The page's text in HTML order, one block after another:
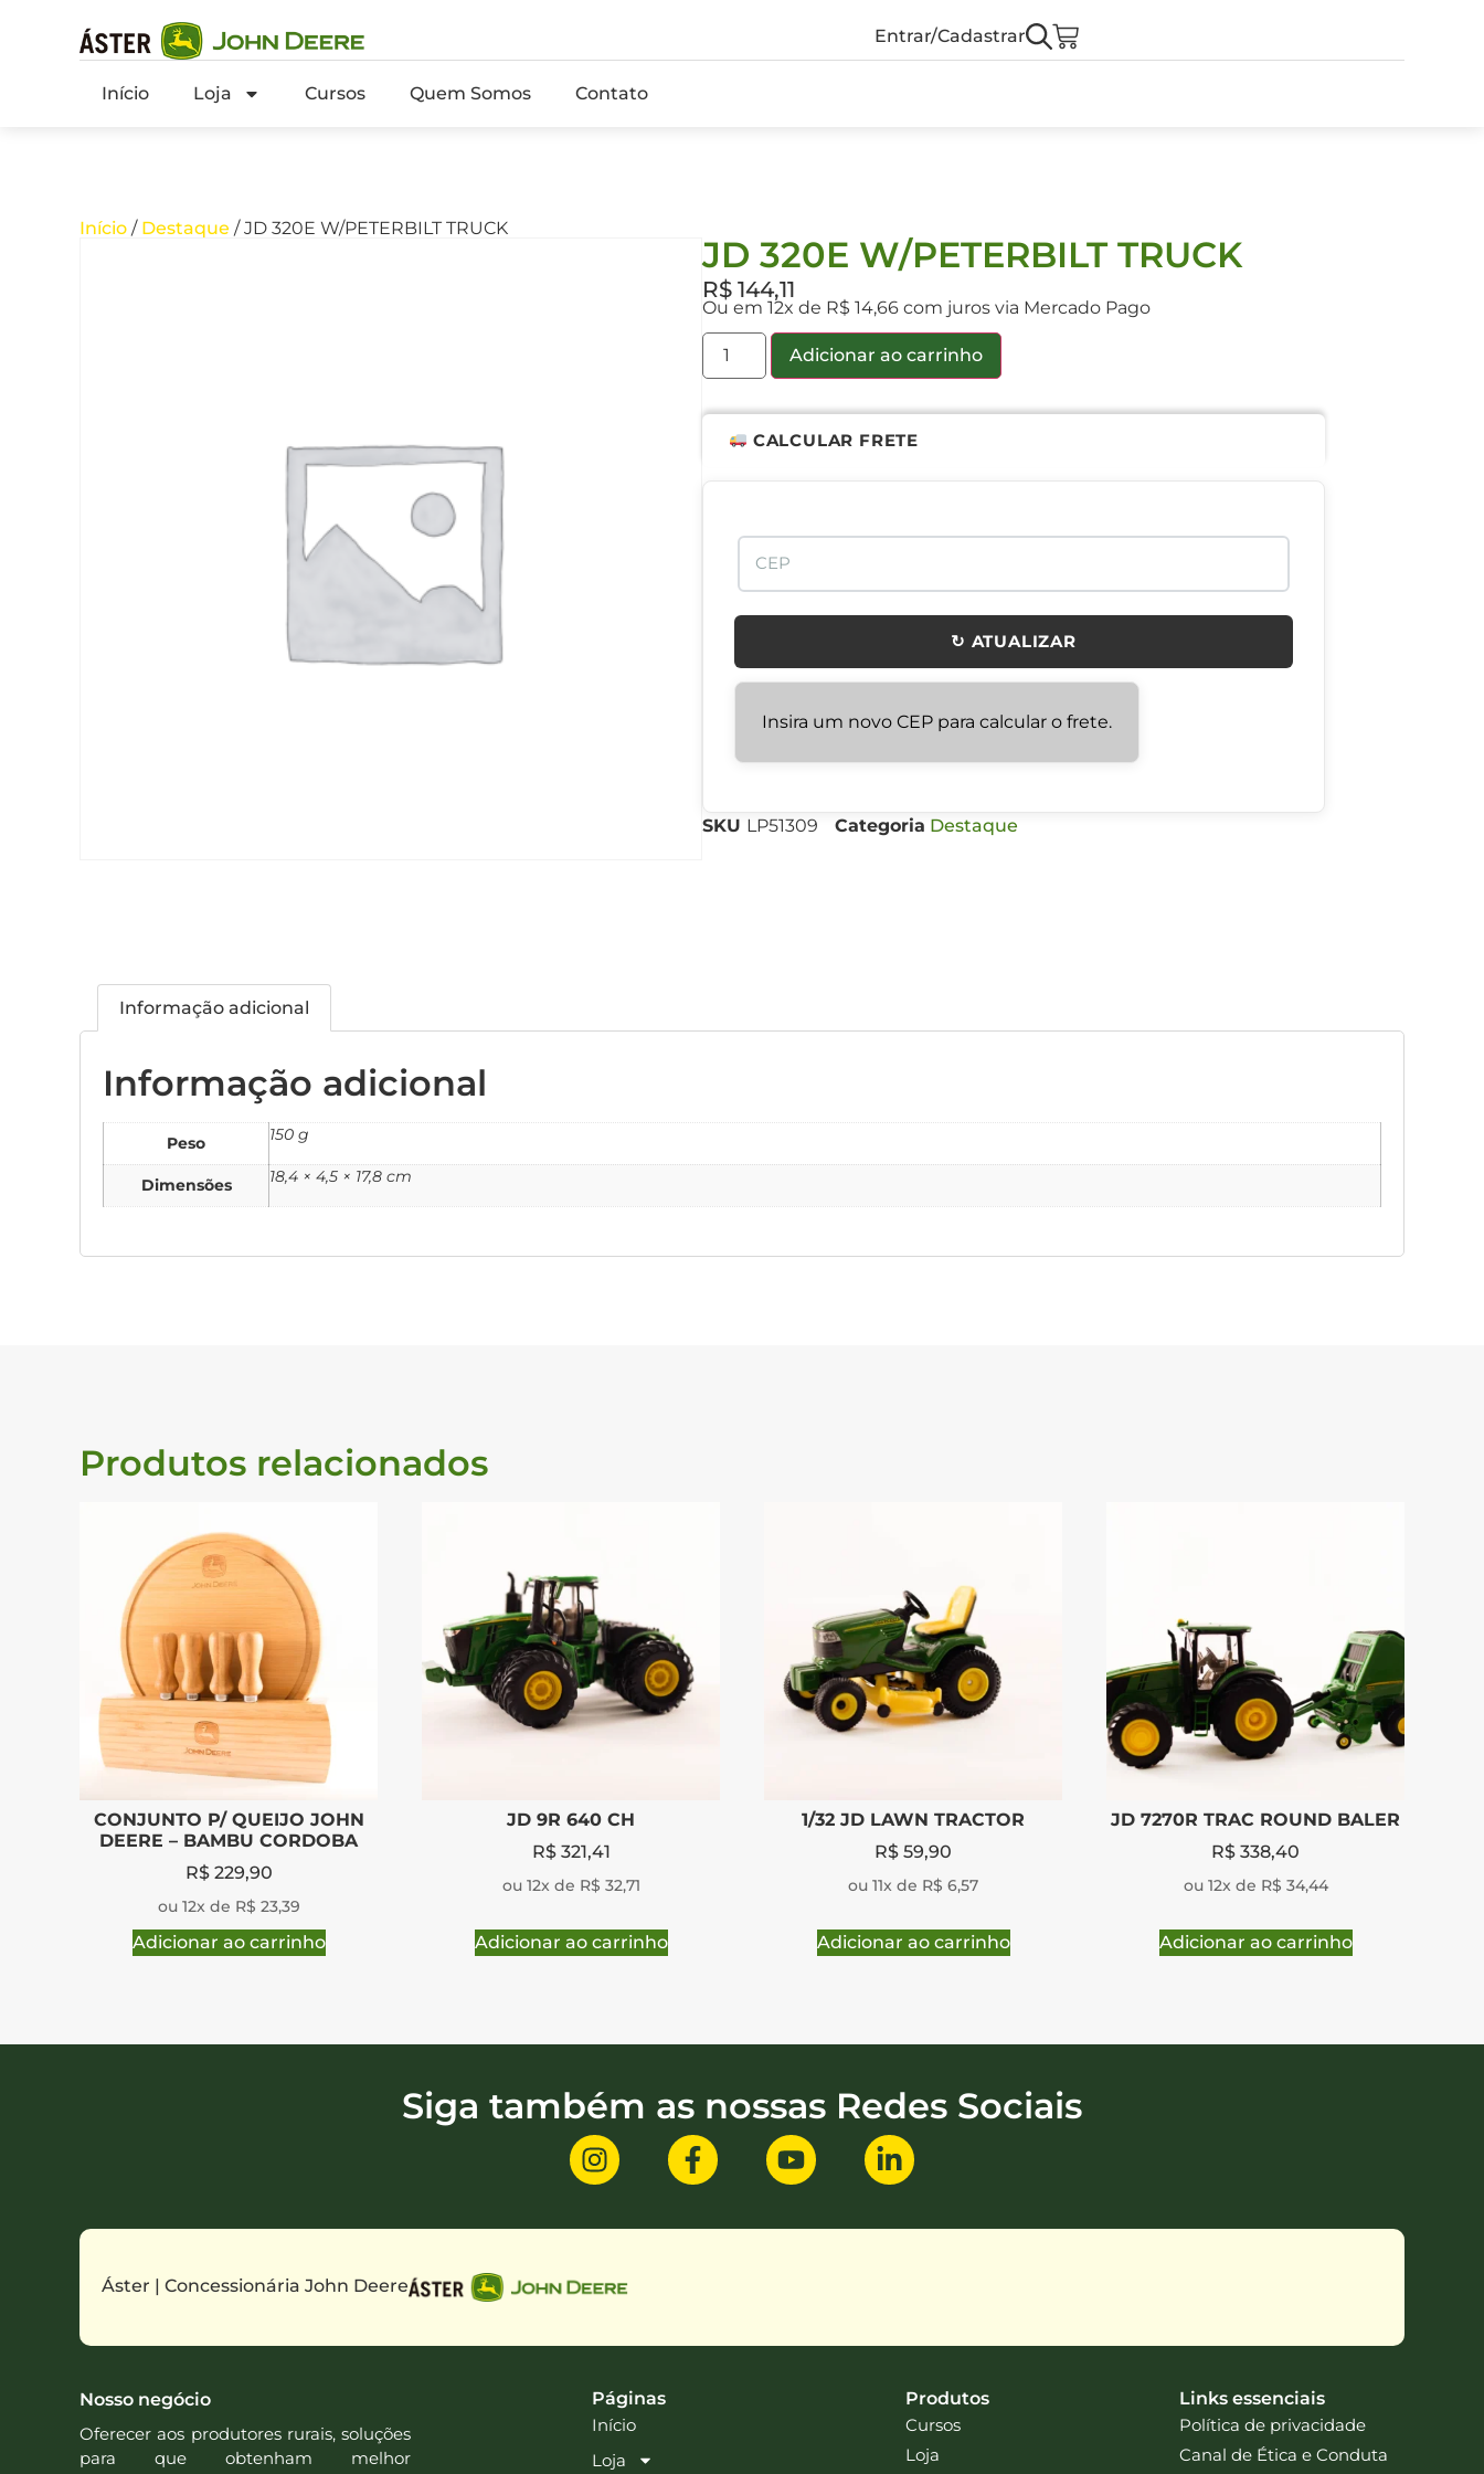
Entrar/Cadastrar
Início Loja Cursos Quem Somos Contato
Início / Destaque / JD 320E W/PETERBILT TRUCK
JD 320E W/PETERBILT TRUCK
R$ 144,11
Ou em 12x de R$ 14,66 com juros via Mercado Pago
Adicionar ao carrinho
CALCULAR FRETE
↻ ATUALIZAR
Insira um novo CEP para calcular o frete.
SKU LP51309 Categoria Destaque
Informação adicional
Informação adicional
Peso 150 g
Dimensões 18,4 × 4,5 × 17,8 cm
Produtos relacionados
CONJUNTO P/ QUEIJO JOHN
DEERE – BAMBU CORDOBA
R$229,90
ou 12x de R$ 23,39
Adicionar ao carrinho
JD 9R 640 CH
R$321,41
ou 12x de R$ 32,71
Adicionar ao carrinho
1/32 JD LAWN TRACTOR
R$ 59,90
ou 11x de R$ 6,57
Adicionar ao carrinho
JD 7270R TRAC ROUND BALER
R$ 338,40
ou 12x de R$ 34,44
Adicionar ao carrinho
Siga também as nossas Redes Sociais
Áster | Concessionária John Deere
Nosso negócio
Oferecer aos produtores rurais, soluções
para que obtenham melhor
Páginas
Início
Loja
Produtos
Cursos
Loja
Links essenciais
Política de privacidade
Canal de Ética e Conduta